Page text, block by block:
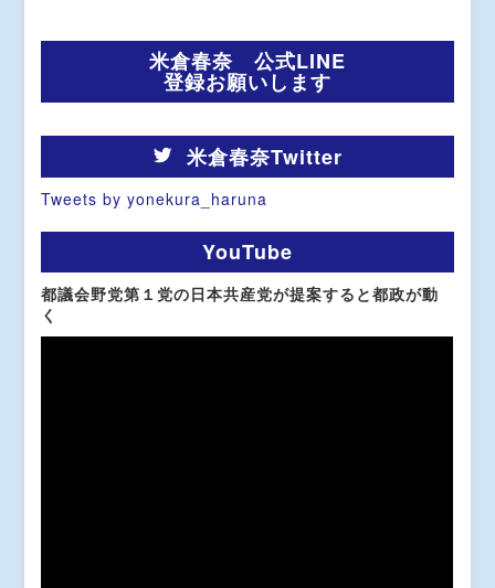
米倉春奈 公式LINE
登録お願いします
米倉春奈Twitter
Tweets by yonekura_haruna
YouTube
都議会野党第１党の日本共産党が提案すると都政が動
く